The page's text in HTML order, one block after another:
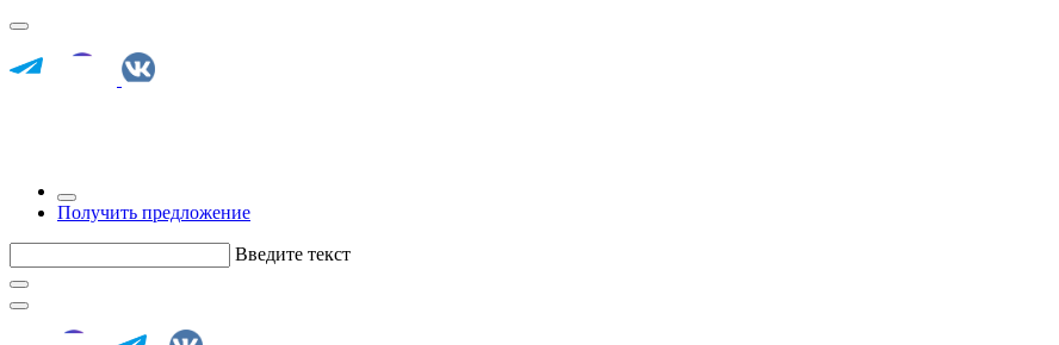
Получить предложение
Введите текст